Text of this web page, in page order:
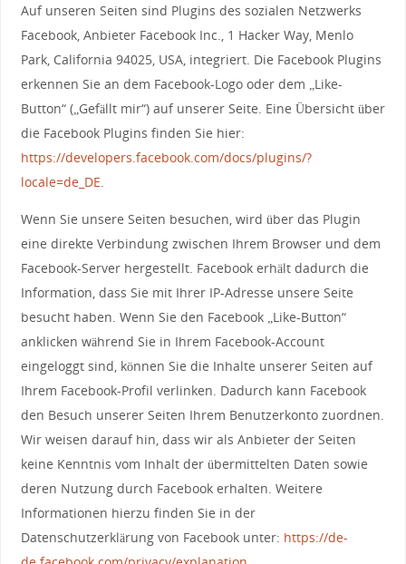
Auf unseren Seiten sind Plugins des sozialen Netzwerks
Facebook, Anbieter Facebook Inc., 1 Hacker Way, Menlo
Park, California 94025, USA, integriert. Die Facebook Plugins
erkennen Sie an dem Facebook-Logo oder dem „Like-
Button“ („Gefällt mir“) auf unserer Seite. Eine Übersicht über
die Facebook Plugins finden Sie hier:
https://developers.facebook.com/docs/plugins/?
locale=de_DE.
Wenn Sie unsere Seiten besuchen, wird über das Plugin
eine direkte Verbindung zwischen Ihrem Browser und dem
Facebook-Server hergestellt. Facebook erhält dadurch die
Information, dass Sie mit Ihrer IP-Adresse unsere Seite
besucht haben. Wenn Sie den Facebook „Like-Button“
anklicken während Sie in Ihrem Facebook-Account
eingeloggt sind, können Sie die Inhalte unserer Seiten auf
Ihrem Facebook-Profil verlinken. Dadurch kann Facebook
den Besuch unserer Seiten Ihrem Benutzerkonto zuordnen.
Wir weisen darauf hin, dass wir als Anbieter der Seiten
keine Kenntnis vom Inhalt der übermittelten Daten sowie
deren Nutzung durch Facebook erhalten. Weitere
Informationen hierzu finden Sie in der
Datenschutzerklärung von Facebook unter: https://de-